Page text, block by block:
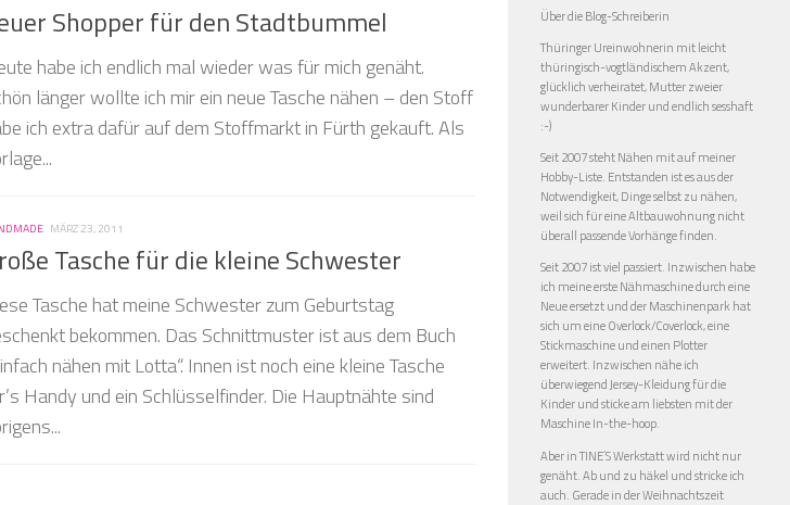
Shopper für den Stadtbummel
habe ich endlich mal wieder was für mich genäht.
länger wollte ich mir ein neue Tasche nähen – den Stoff
ich extra dafür auf dem Stoffmarkt in Fürth gekauft. Als
MÄRZ 23, 2011
Tasche für die kleine Schwester
Tasche hat meine Schwester zum Geburtstag
bekommen. Das Schnittmuster ist aus dem Buch
nähen mit Lotta“. Innen ist noch eine kleine Tasche
Handy und ein Schlüsselfinder. Die Hauptnähte sind
Über die Blog-Schreiberin
Thüringer Ureinwohnerin mit leicht
thüringisch-vogtländischem Akzent,
glücklich verheiratet, Mutter zweier
wunderbarer Kinder und endlich sesshaft
:-)
Seit 2007 steht Nähen mit auf meiner
Hobby-Liste. Entstanden ist es aus der
Notwendigkeit, Dinge selbst zu nähen,
weil sich für eine Altbauwohnung nicht
überall passende Vorhänge finden.
Seit 2007 ist viel passiert. Inzwischen habe
ich meine erste Nähmaschine durch eine
Neue ersetzt und der Maschinenpark hat
sich um eine Overlock/Coverlock, eine
Stickmaschine und einen Plotter
erweitert. Inzwischen nähe ich
überwiegend Jersey-Kleidung für die
Kinder und sticke am liebsten mit der
Maschine In-the-hoop.
Aber in TINE’S Werkstatt wird nicht nur
genäht. Ab und zu häkel und stricke ich
auch. Gerade in der Weihnachtszeit